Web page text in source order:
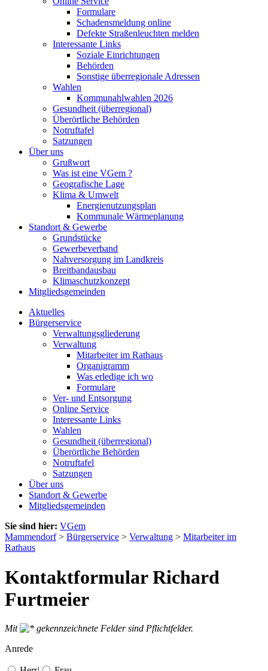
Formulare
Schadensmeldung online
Defekte Straßenleuchten melden
Interessante Links
Soziale Einrichtungen
Behörden
Sonstige überregionale Adressen
Wahlen
Kommunahlwahlen 2026
Gesundheit (überregional)
Überörtliche Behörden
Notruftafel
Satzungen
Über uns
Grußwort
Was ist eine VGem ?
Geografische Lage
Klima & Umwelt
Energienutzungsplan
Kommunale Wärmeplanung
Standort & Gewerbe
Grundstücke
Gewerbeverband
Nahversorgung im Landkreis
Breitbandausbau
Klimaschutzkonzept
Mitgliedsgemeinden
Aktuelles
Bürgerservice
Verwaltungsgliederung
Verwaltung
Mitarbeiter im Rathaus
Organigramm
Was erledige ich wo
Formulare
Ver- und Entsorgung
Online Service
Interessante Links
Wahlen
Gesundheit (überregional)
Überörtliche Behörden
Notruftafel
Satzungen
Über uns
Standort & Gewerbe
Mitgliedsgemeinden
Sie sind hier: VGem
Mammendorf> Bürgerservice > Verwaltung > Mitarbeiter im
Rathaus
Kontaktformular Richard
Furtmeier
Mit
gekennzeichnete Felder sind Pflichtfelder.
Anrede